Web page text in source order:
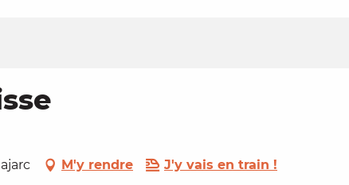
M'y rendre J'y vais en train !